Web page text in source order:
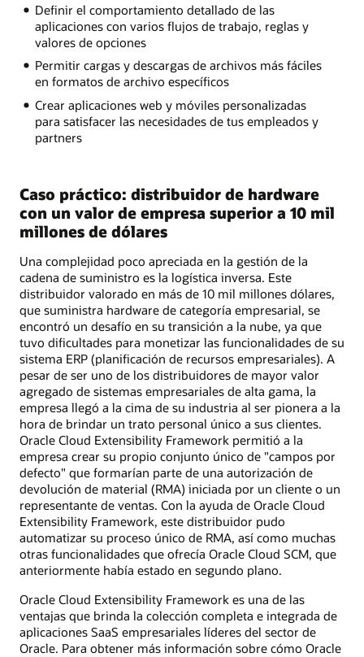
Definir el comportamiento detallado de las
aplicaciones con varios flujos de trabajo, reglas y
valores de opciones
Permitir cargas y descargas de archivos más fáciles
en formatos de archivo específicos
Crear aplicaciones web y móviles personalizadas
para satisfacer las necesidades de tus empleados y
partners
Caso práctico: distribuidor de hardware
con un valor de empresa superior a 10 mil
millones de dólares
Una complejidad poco apreciada en la gestión de la
cadena de suministro es la logística inversa. Este
distribuidor valorado en más de 10 mil millones dólares,
que suministra hardware de categoría empresarial, se
encontró un desafío en su transición a la nube, ya que
tuvo dificultades para monetizar las funcionalidades de su
sistema ERP (planificación de recursos empresariales). A
pesar de ser uno de los distribuidores de mayor valor
agregado de sistemas empresariales de alta gama, la
empresa llegó a la cima de su industria al ser pionera a la
hora de brindar un trato personal único a sus clientes.
Oracle Cloud Extensibility Framework permitió a la
empresa crear su propio conjunto único de "campos por
defecto" que formarían parte de una autorización de
devolución de material (RMA) iniciada por un cliente o un
representante de ventas. Con la ayuda de Oracle Cloud
Extensibility Framework, este distribuidor pudo
automatizar su proceso único de RMA, así como muchas
otras funcionalidades que ofrecía Oracle Cloud SCM, que
anteriormente había estado en segundo plano.
Oracle Cloud Extensibility Framework es una de las
ventajas que brinda la colección completa e integrada de
aplicaciones SaaS empresariales líderes del sector de
Oracle. Para obtener más información sobre cómo Oracle